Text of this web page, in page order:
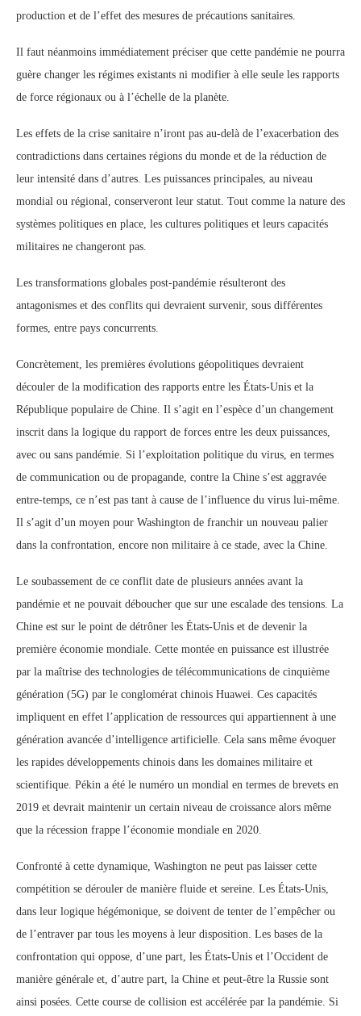
production et de l’effet des mesures de précautions sanitaires.
Il faut néanmoins immédiatement préciser que cette pandémie ne pourra
guère changer les régimes existants ni modifier à elle seule les rapports
de force régionaux ou à l’échelle de la planète.
Les effets de la crise sanitaire n’iront pas au-delà de l’exacerbation des
contradictions dans certaines régions du monde et de la réduction de
leur intensité dans d’autres. Les puissances principales, au niveau
mondial ou régional, conserveront leur statut. Tout comme la nature des
systèmes politiques en place, les cultures politiques et leurs capacités
militaires ne changeront pas.
Les transformations globales post-pandémie résulteront des
antagonismes et des conflits qui devraient survenir, sous différentes
formes, entre pays concurrents.
Concrètement, les premières évolutions géopolitiques devraient
découler de la modification des rapports entre les États-Unis et la
République populaire de Chine. Il s’agit en l’espèce d’un changement
inscrit dans la logique du rapport de forces entre les deux puissances,
avec ou sans pandémie. Si l’exploitation politique du virus, en termes
de communication ou de propagande, contre la Chine s’est aggravée
entre-temps, ce n’est pas tant à cause de l’influence du virus lui-même.
Il s’agit d’un moyen pour Washington de franchir un nouveau palier
dans la confrontation, encore non militaire à ce stade, avec la Chine.
Le soubassement de ce conflit date de plusieurs années avant la
pandémie et ne pouvait déboucher que sur une escalade des tensions. La
Chine est sur le point de détrôner les États-Unis et de devenir la
première économie mondiale. Cette montée en puissance est illustrée
par la maîtrise des technologies de télécommunications de cinquième
génération (5G) par le conglomérat chinois Huawei. Ces capacités
impliquent en effet l’application de ressources qui appartiennent à une
génération avancée d’intelligence artificielle. Cela sans même évoquer
les rapides développements chinois dans les domaines militaire et
scientifique. Pékin a été le numéro un mondial en termes de brevets en
2019 et devrait maintenir un certain niveau de croissance alors même
que la récession frappe l’économie mondiale en 2020.
Confronté à cette dynamique, Washington ne peut pas laisser cette
compétition se dérouler de manière fluide et sereine. Les États-Unis,
dans leur logique hégémonique, se doivent de tenter de l’empêcher ou
de l’entraver par tous les moyens à leur disposition. Les bases de la
confrontation qui oppose, d’une part, les États-Unis et l’Occident de
manière générale et, d’autre part, la Chine et peut-être la Russie sont
ainsi posées. Cette course de collision est accélérée par la pandémie. Si